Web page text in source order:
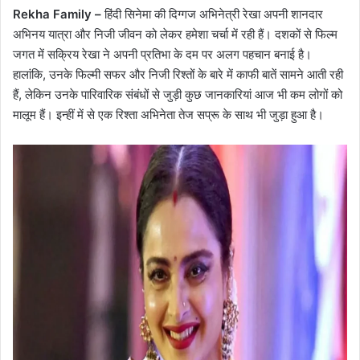
Rekha Family –हिंदी सिनेमा की दिग्गज अभिनेत्री रेखा अपनी शानदार
अभिनय यात्रा और निजी जीवन को लेकर हमेशा चर्चा में रही हैं। दशकों से फिल्म
जगत में सक्रिय रेखा ने अपनी प्रतिभा के दम पर अलग पहचान बनाई है।
हालांकि, उनके फिल्मी सफर और निजी रिश्तों के बारे में काफी बातें सामने आती रही
हैं, लेकिन उनके पारिवारिक संबंधों से जुड़ी कुछ जानकारियां आज भी कम लोगों को
मालूम हैं। इन्हीं में से एक रिश्ता अभिनेता तेज सप्रू के साथ भी जुड़ा हुआ है।